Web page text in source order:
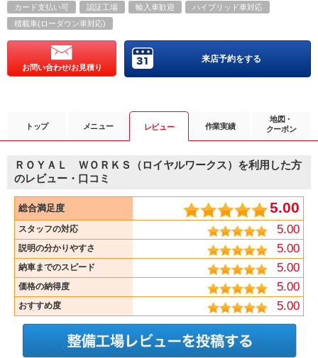
カード支払い可
認証工場 輸入車歓迎
ハイブリッド車対応
積載車(ローダウン車対応)
お問い合わせ/お見積り
来店予約をする
トップ メニュー レビュー 作業実績
地図・
クーポン
ＲＯＹＡＬ ＷＯＲＫＳ（ロイヤルワークス）を利用した方
のレビュー・口コミ
総合満足度 5.00
スタッフの対応 5.00
説明の分かりやすさ 5.00
納車までのスピード 5.00
価格の納得度 5.00
おすすめ度 5.00